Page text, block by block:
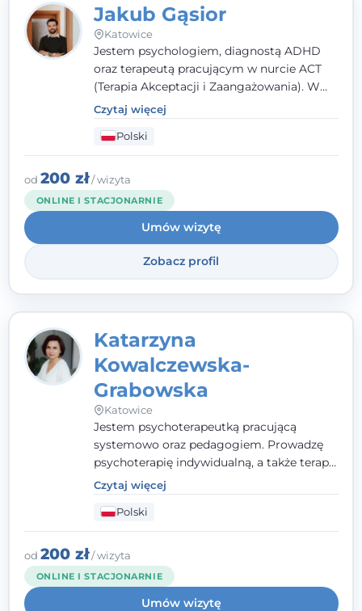
Jakub Gąsior
Katowice
Jestem psychologiem, diagnostą ADHD
oraz terapeutą pracującym w nurcie ACT
(Terapia Akceptacji i Zaangażowania). W
kontakcie z pacjentem najważniejsze są dla
mnie serdeczność, zrozumienie i atmosfera
pełna ciepła. Wierzę, że skuteczna terapia
to wspólne działanie - razem tworzymy
zespół, który szuka rozwiązań.
Czytaj więcej
Polski
od 200 zł/ wizyta
ONLINE I STACJONARNIE
Umów wizytę
Zobacz profil
Katarzyna
Kowalczewska-
Grabowska
Katowice
Jestem psychoterapeutką pracującą
systemowo oraz pedagogiem. Prowadzę
psychoterapię indywidualną, a także terapię
par, małżeństw i rodzin. Patrzę na
człowieka całościowo - w kontekście jego
relacji z rodziną, pracą i otoczeniem - i
opieram współpracę na Twoich mocnych
stronach.
Czytaj więcej
Polski
od 200 zł/ wizyta
ONLINE I STACJONARNIE
Umów wizytę